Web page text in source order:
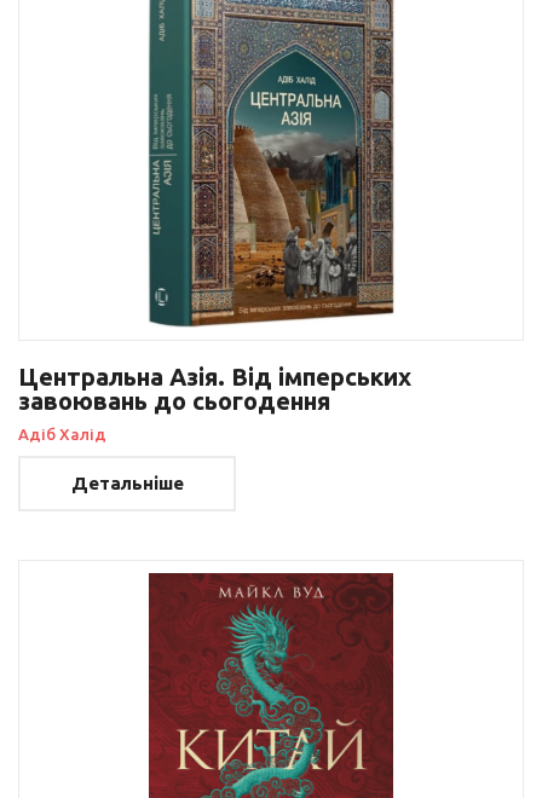
Центральна Азія. Від імперських
завоювань до сьогодення
Адіб Халід
Детальніше